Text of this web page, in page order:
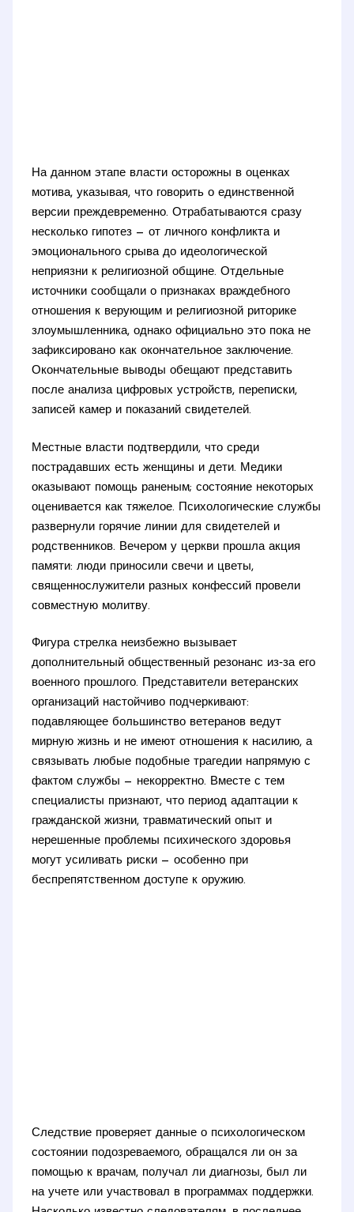
На данном этапе власти осторожны в оценках
мотива, указывая, что говорить о единственной
версии преждевременно. Отрабатываются сразу
несколько гипотез — от личного конфликта и
эмоционального срыва до идеологической
неприязни к религиозной общине. Отдельные
источники сообщали о признаках враждебного
отношения к верующим и религиозной риторике
злоумышленника, однако официально это пока не
зафиксировано как окончательное заключение.
Окончательные выводы обещают представить
после анализа цифровых устройств, переписки,
записей камер и показаний свидетелей.
Местные власти подтвердили, что среди
пострадавших есть женщины и дети. Медики
оказывают помощь раненым; состояние некоторых
оценивается как тяжелое. Психологические службы
развернули горячие линии для свидетелей и
родственников. Вечером у церкви прошла акция
памяти: люди приносили свечи и цветы,
священнослужители разных конфессий провели
совместную молитву.
Фигура стрелка неизбежно вызывает
дополнительный общественный резонанс из‑за его
военного прошлого. Представители ветеранских
организаций настойчиво подчеркивают:
подавляющее большинство ветеранов ведут
мирную жизнь и не имеют отношения к насилию, а
связывать любые подобные трагедии напрямую с
фактом службы — некорректно. Вместе с тем
специалисты признают, что период адаптации к
гражданской жизни, травматический опыт и
нерешенные проблемы психического здоровья
могут усиливать риски — особенно при
беспрепятственном доступе к оружию.
Следствие проверяет данные о психологическом
состоянии подозреваемого, обращался ли он за
помощью к врачам, получал ли диагнозы, был ли
на учете или участвовал в программах поддержки.